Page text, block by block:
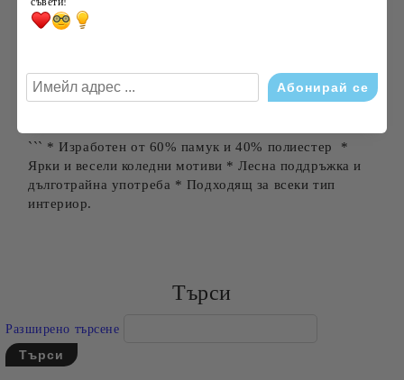
Гладене на ниска температура
Подарете си този красив и функционален тишлайфер
и внесете коледно настроение във вашия дом още
``` * Изработен от 60% памук и 40% полиестер *
Ярки и весели коледни мотиви * Лесна поддръжка и
дълготрайна употреба * Подходящ за всеки тип
интериор.
Търси
Разширено търсене